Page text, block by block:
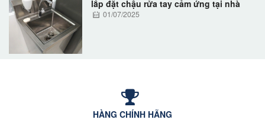
lắp đặt chậu rửa tay cảm ứng tại nhà
01/07/2025
HÀNG CHÍNH HÃNG